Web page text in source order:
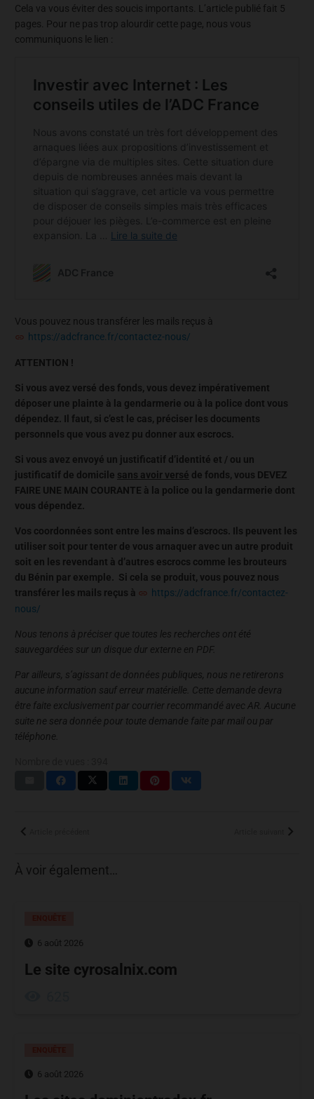
Cela va vous éviter des soucis importants. L’article publié fait 5
pages. Pour ne pas trop alourdir cette page, nous vous
communiquons le lien :
Vous pouvez nous transférer les mails reçus à
https://adcfrance.fr/contactez-nous/
ATTENTION !
Si vous avez versé des fonds, vous devez impérativement
déposer une plainte à la gendarmerie ou à la police dont vous
dépendez. Il faut, si c’est le cas, préciser les documents
personnels que vous avez pu donner aux escrocs.
Si vous avez envoyé un justificatif d’identité et / ou un
justificatif de domicile sans avoir versé de fonds, vous DEVEZ
FAIRE UNE MAIN COURANTE à la police ou la gendarmerie dont
vous dépendez.
Vos coordonnées sont entre les mains d’escrocs. Ils peuvent les
utiliser soit pour tenter de vous arnaquer avec un autre produit
soit en les revendant à d’autres escrocs comme les brouteurs
du Bénin par exemple. Si cela se produit, vous pouvez nous
transférer les mails reçus à
https://adcfrance.fr/contactez-
nous/
Nous tenons à préciser que toutes les recherches ont été
sauvegardées sur un disque dur externe en PDF.
Par ailleurs, s’agissant de données publiques, nous ne retirerons
aucune information sauf erreur matérielle. Cette demande devra
être faite exclusivement par courrier recommandé avec AR. Aucune
suite ne sera donnée pour toute demande faite par mail ou par
téléphone.
À voir également…
6 août 2026
Le site cyrosalnix.com
6 août 2026